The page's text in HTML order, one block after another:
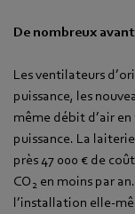
De nombreux
Les ventilateurs
puissance, les
même débit d’air
puissance. La
près 47 000 € de
CO 2 en moins par
l’installation elle-